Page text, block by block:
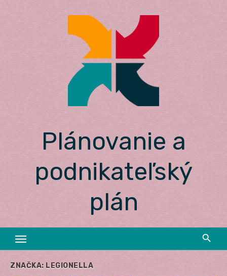
Plánovanie a
podnikateľský
plán
ZNAČKA: LEGIONELLA